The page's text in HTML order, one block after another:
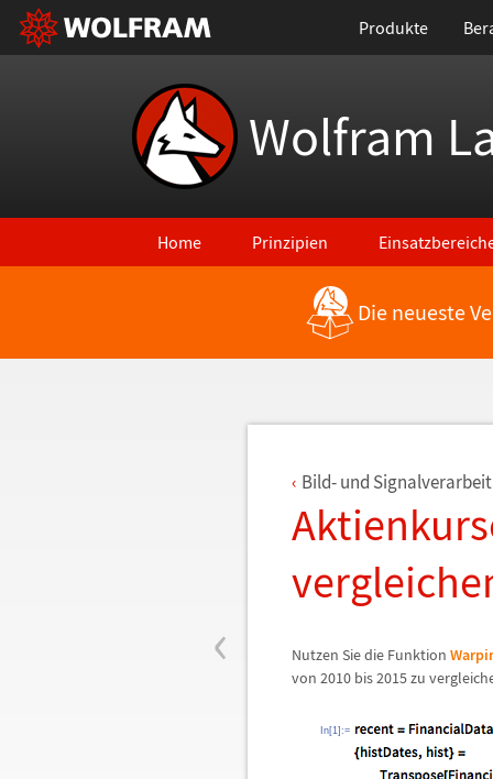
Produkte
Wolfram
Home Prinzipien
Zurück zu den neuesten FeaturesDie neueste
‹
Bild- und
Nutzen Sie die Funktion
von 2010 bis 2015 zu
In[1]:=